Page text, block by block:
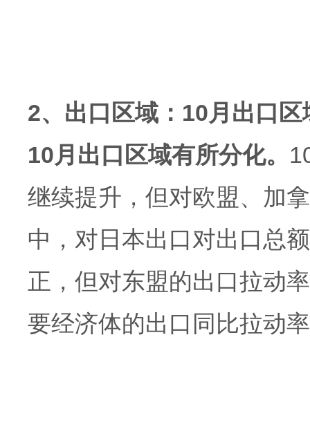
2、出口区域：10月出口
10月出口区域有所分化。
继续提升，但对欧盟、加
中，对日本出口对出口总
正，但对东盟的出口拉动
要经济体的出口同比拉动